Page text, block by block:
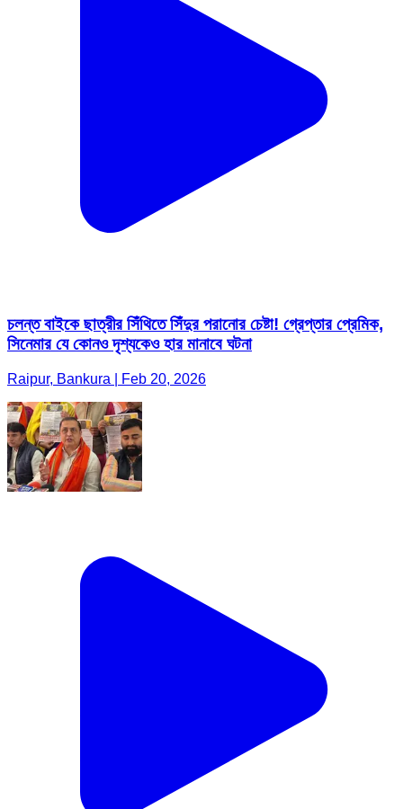
চলন্ত বাইকে ছাত্রীর সিঁথিতে সিঁদুর পরানোর চেষ্টা! গ্রেপ্তার প্রেমিক,
সিনেমার যে কোনও দৃশ্যকেও হার মানাবে ঘটনা
Raipur, Bankura | Feb 20, 2026